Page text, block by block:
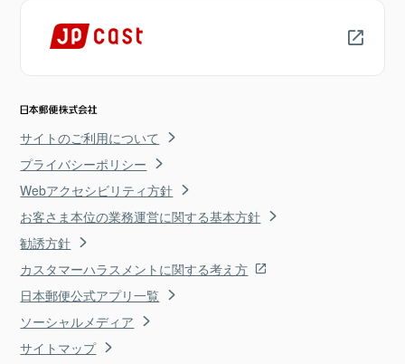
サイトのご利用について
プライバシーポリシー
Webアクセシビリティ方針
お客さま本位の業務運営に関する基本方針
勧誘方針
カスタマーハラスメントに関する考え方
日本郵便公式アプリ一覧
ソーシャルメディア
サイトマップ